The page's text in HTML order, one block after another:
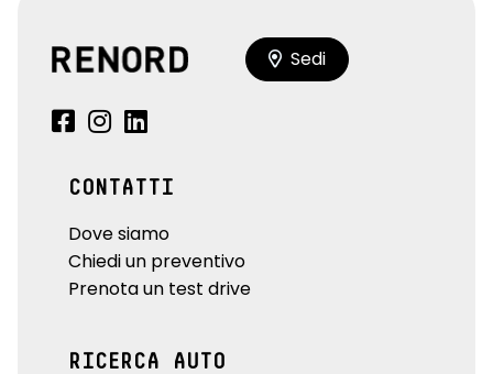
Sedi
CONTATTI
Dove siamo
Chiedi un preventivo
Prenota un test drive
RICERCA AUTO